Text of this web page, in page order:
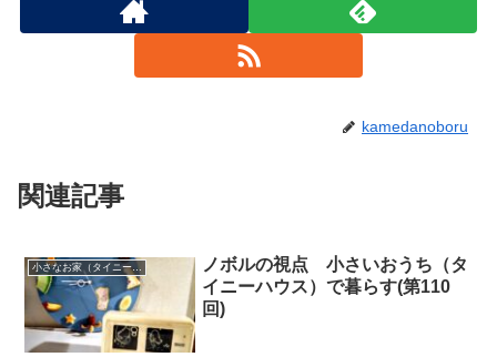
kamedanoboru
関連記事
小さなお家（タイニーハウス）で暮らす
ノボルの視点 小さいおうち（タ
イニーハウス）で暮らす(第110
回)